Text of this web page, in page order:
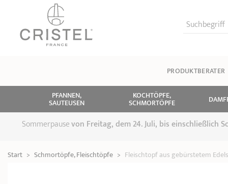
Suchbegriff
PRODUKTBERATER
PFANNEN,
SAUTEUSEN
KOCHTÖPFE,
SCHMORTÖPFE
Sommerpausevon Freitag, dem 24. Juli, bis einschließlich
Start > Schmortöpfe, Fleischtöpfe > Fleischtopf aus gebürstetem